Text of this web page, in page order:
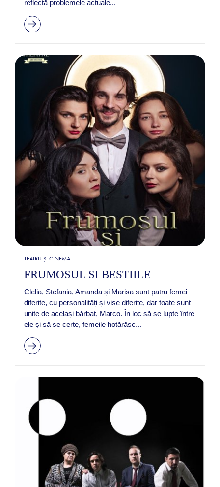
reflectă problemele actuale...
TEATRU ȘI CINEMA
FRUMOSUL SI BESTIILE
Clelia, Stefania, Amanda și Marisa sunt patru femei
diferite, cu personalități și vise diferite, dar toate sunt
unite de același bărbat, Marco. În loc să se lupte între
ele și să se certe, femeile hotărăsc...